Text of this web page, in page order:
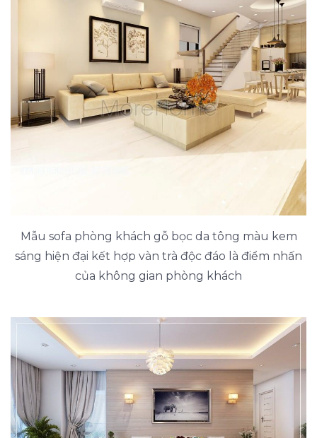
Mẫu sofa phòng khách gỗ bọc da tông màu kem
sáng hiện đại kết hợp vàn trà độc đáo là điểm nhấn
của không gian phòng khách